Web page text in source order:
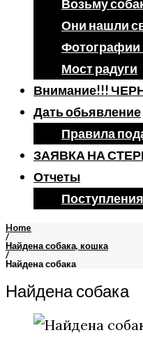
Возьму
Они нашли
Фотографии
Мост радуги
Внимание!!!
Дать обьявление
Правила
ЗАЯВКА НА
Отчеты
Home
/
Найдена собака, кошка
/
Найдена собака
Найдена собака